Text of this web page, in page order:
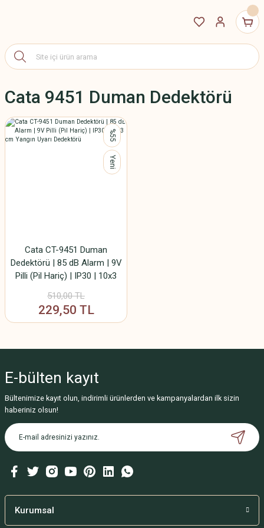
Cata 9451 Duman Dedektörü
%55
Yeni
Cata CT-9451 Duman
Dedektörü | 85 dB Alarm | 9V
Pilli (Pil Hariç) | IP30 | 10x3
510,00 TL
229,50 TL
E-bülten kayıt
Bültenimize kayıt olun, indirimli ürünlerden ve kampanyalardan ilk sizin
haberiniz olsun!
Kurumsal